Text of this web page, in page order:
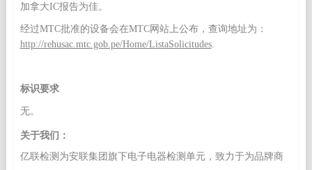
加拿大IC报告为佳。
经过MTC批准的设备会在MTC网站上公布，查询地址为：
http://rehusac.mtc.gob.pe/Home/ListaSolicitudes.
标识要求
无。
关于我们：
亿联检测为安联集团旗下电子电器检测单元，致力于为品牌商